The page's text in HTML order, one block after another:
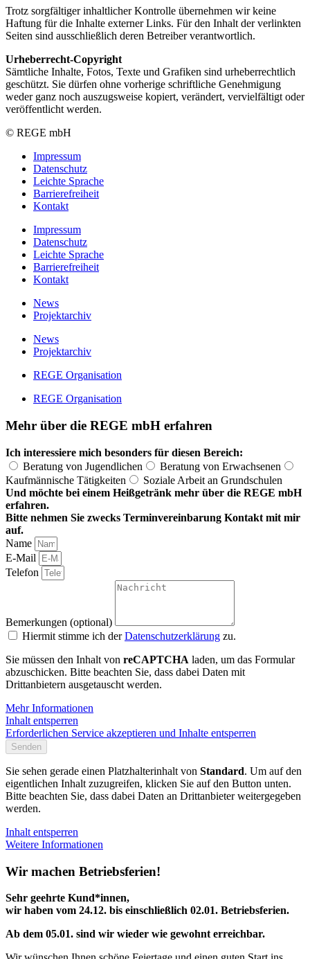
Trotz sorgfältiger inhaltlicher Kontrolle übernehmen wir keine
Haftung für die Inhalte externer Links. Für den Inhalt der verlinkten
Seiten sind ausschließlich deren Betreiber verantwortlich.
Urheberrecht-Copyright
Sämtliche Inhalte, Fotos, Texte und Grafiken sind urheberrechtlich
geschützt. Sie dürfen ohne vorherige schriftliche Genehmigung
weder ganz noch auszugsweise kopiert, verändert, vervielfältigt oder
veröffentlicht werden.
© REGE mbH
Impressum
Datenschutz
Leichte Sprache
Barrierefreiheit
Kontakt
Impressum
Datenschutz
Leichte Sprache
Barrierefreiheit
Kontakt
News
Projektarchiv
News
Projektarchiv
REGE Organisation
REGE Organisation
Mehr über die REGE mbH erfahren
Ich interessiere mich besonders für diesen Bereich:
Beratung von Jugendlichen
Beratung von Erwachsenen
Kaufmännische Tätigkeiten
Soziale Arbeit an Grundschulen
Und möchte bei einem Heißgetränk mehr über die REGE mbH
erfahren.
Bitte nehmen Sie zwecks Terminvereinbarung Kontakt mit mir
auf.
Name
E-Mail
Telefon
Bemerkungen (optional)
Hiermit stimme ich derDatenschutzerklärung zu.
Sie müssen den Inhalt von reCAPTCHA laden, um das Formular
abzuschicken. Bitte beachten Sie, dass dabei Daten mit
Drittanbietern ausgetauscht werden.
Mehr Informationen
Inhalt entsperren
Erforderlichen Service akzeptieren und Inhalte entsperren
Senden
Sie sehen gerade einen Platzhalterinhalt von Standard. Um auf den
eigentlichen Inhalt zuzugreifen, klicken Sie auf den Button unten.
Bitte beachten Sie, dass dabei Daten an Drittanbieter weitergegeben
werden.
Inhalt entsperren
Weitere Informationen
Wir machen Betriebsferien!
Sehr geehrte Kund*innen,
wir haben vom 24.12. bis einschließlich 02.01. Betriebsferien.
Ab dem 05.01. sind wir wieder wie gewohnt erreichbar.